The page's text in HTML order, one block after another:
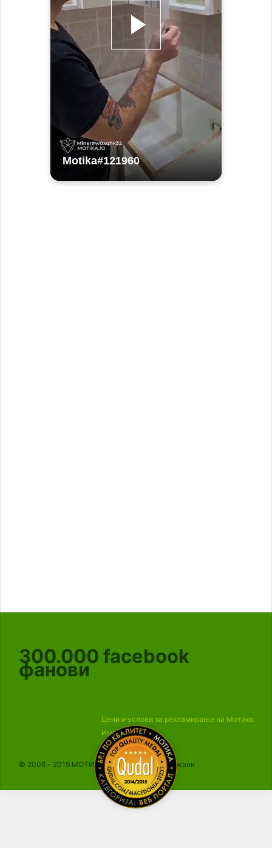
300.000 facebook
фанови
Цени и услови за рекламирање на Мотика
Импресум
© 2006 - 2019 МОТИКА, Сите права се задржани